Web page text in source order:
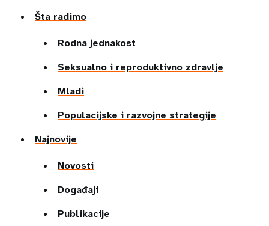
Šta radimo
Rodna jednakost
Seksualno i reproduktivno zdravlje
Mladi
Populacijske i razvojne strategije
Najnovije
Novosti
Događaji
Publikacije